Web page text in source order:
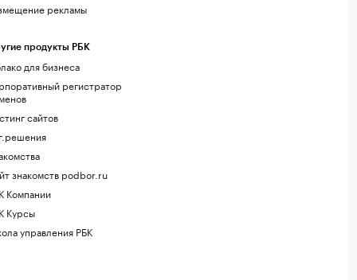
рекламы
продукты РБК
для бизнеса
регистратор
сайтов
знакомств podbor.ru
Компании
Курсы
управления РБК